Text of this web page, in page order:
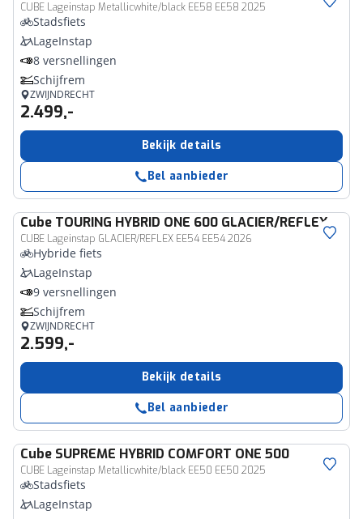
CUBE Lageinstap Metallicwhite/black EE58 EE58 2025
Stadsfiets
LageInstap
8 versnellingen
Schijfrem
ZWIJNDRECHT
2.499,-
Bekijk details
Bel aanbieder
Cube TOURING HYBRID ONE 600 GLACIER/REFLEX
CUBE Lageinstap GLACIER/REFLEX EE54 EE54 2026
Hybride fiets
LageInstap
9 versnellingen
Schijfrem
ZWIJNDRECHT
2.599,-
Bekijk details
Bel aanbieder
Cube SUPREME HYBRID COMFORT ONE 500
CUBE Lageinstap Metallicwhite/black EE50 EE50 2025
Stadsfiets
LageInstap